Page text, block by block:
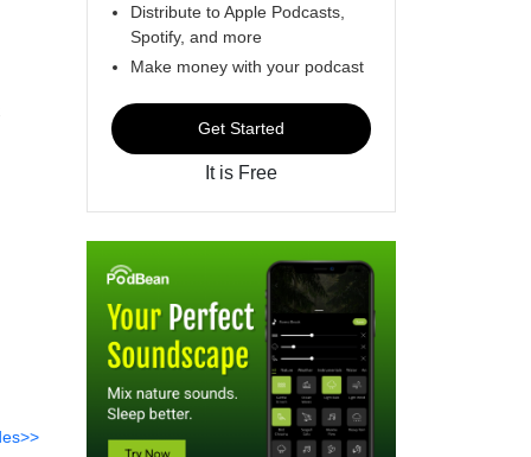
Distribute to Apple Podcasts,
Spotify, and more
Make money with your podcast
Get Started
It is Free